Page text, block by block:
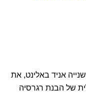
השנייה אניד באלינט, את
של הבנת רגרסיה